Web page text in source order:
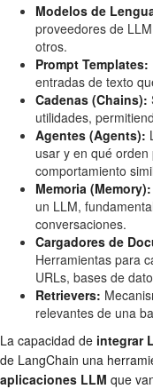
Modelos de
proveedores de
otros.
Prompt Templates:
entradas de texto
Cadenas (Chains):
utilidades,
Agentes (Agents):
usar y en qué
comportamiento
Memoria (Memory):
un LLM,
conversaciones.
Cargadores de
Herramientas para
URLs, bases de
Retrievers:
relevantes de una
La capacidad de integrar
de LangChain una
aplicaciones LLM que